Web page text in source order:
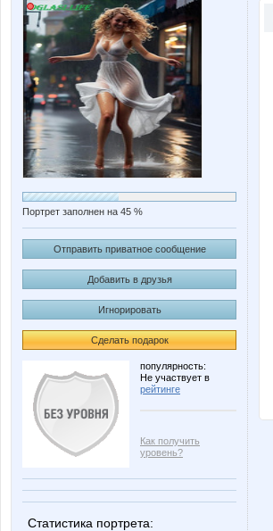
Портрет заполнен на 45 %
Отправить приватное сообщение
Добавить в друзья
Игнорировать
Сделать подарок
популярность:
Не участвует в
рейтинге
Как получить
уровень?
Статистика портрета: